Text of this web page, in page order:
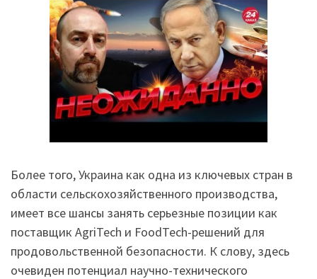
Более того, Украина как одна из ключевых стран в
области сельскохозяйственного производства,
имеет все шансы занять серьезные позиции как
поставщик AgriTech и FoodTech-решений для
продовольственной безопасности. К слову, здесь
очевиден потенциал научно-технического